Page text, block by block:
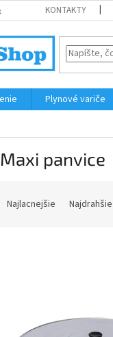
KONTAKTY
Plynové variče
Maxi panvice
Najlacnejšie Najdrahšie